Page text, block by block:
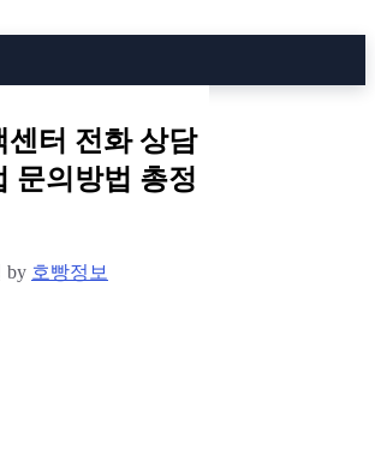
센터 전화 상담
문의방법 총정
by 호빵정보